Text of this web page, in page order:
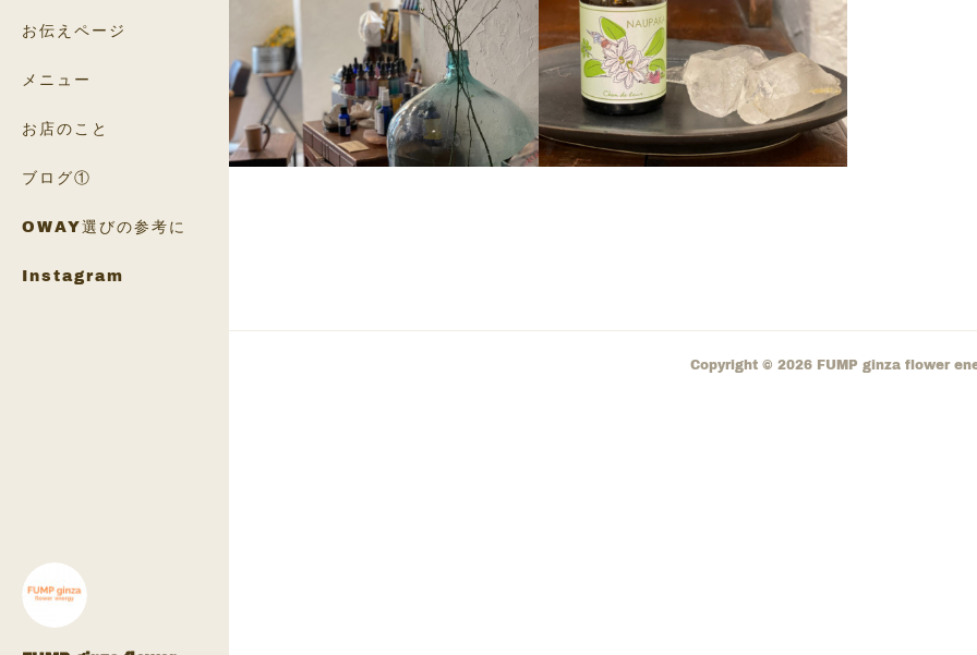
お伝えページ
メニュー
お店のこと
ブログ①
OWAY選びの参考に
Instagram
Copyright © 2026 FUMP ginza flower